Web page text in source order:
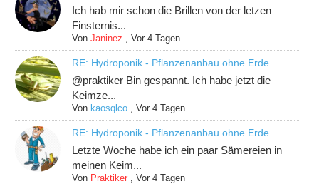
Ich hab mir schon die Brillen von der letzen
Finsternis...
VonJaninez ,Vor 4 Tagen
RE: Hydroponik - Pflanzenanbau ohne Erde
@praktiker Bin gespannt. Ich habe jetzt die
Keimze...
Von kaosqlco ,Vor 4 Tagen
RE: Hydroponik - Pflanzenanbau ohne Erde
Letzte Woche habe ich ein paar Sämereien in
meinen Keim...
Von Praktiker ,Vor 4 Tagen